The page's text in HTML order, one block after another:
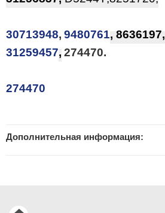
30713948, 9480761, 8636197,
31259457, 274470.
274470
Дополнительная информация: